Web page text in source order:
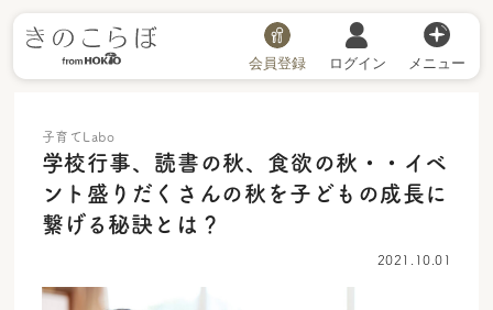
会員登録 ログイン メニュー
子育てLabo
学校行事、読書の秋、食欲の秋・・イベ
ント盛りだくさんの秋を子どもの成長に
繋げる秘訣とは？
2021.10.01